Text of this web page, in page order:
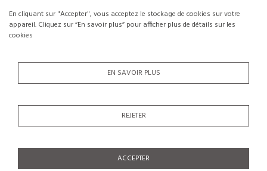
En cliquant sur "Accepter", vous acceptez le stockage de cookies sur votre
appareil. Cliquez sur “En savoir plus” pour afficher plus de détails sur les
cookies
EN SAVOIR PLUS
REJETER
ACCEPTER
Suite de quatre chaises Maison Regain,
€600SOLDÉ €450